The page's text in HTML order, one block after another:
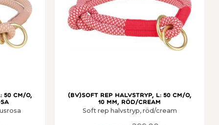
cm/o,
(BV)Soft rep halvstryp, L: 50 cm/o,
10 mm, röd/cream
Soft rep halvstryp, röd/cream